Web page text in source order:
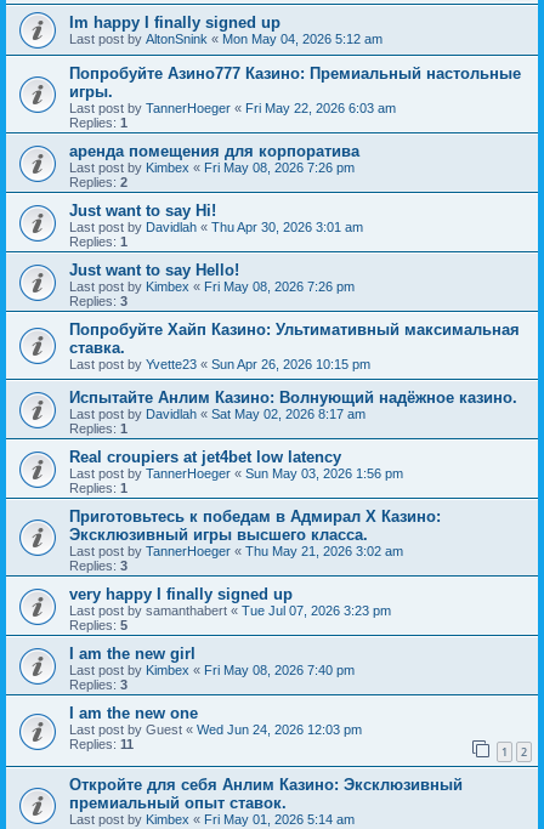
Im happy I finally signed up
Last post by AltonSnink « Mon May 04, 2026 5:12 am
Попробуйте Азино777 Казино: Премиальный настольные
игры.
Last post by TannerHoeger « Fri May 22, 2026 6:03 am
Replies: 1
аренда помещения для корпоратива
Last post by Kimbex « Fri May 08, 2026 7:26 pm
Replies: 2
Just want to say Hi!
Last post by Davidlah « Thu Apr 30, 2026 3:01 am
Replies: 1
Just want to say Hello!
Last post by Kimbex « Fri May 08, 2026 7:26 pm
Replies: 3
Попробуйте Хайп Казино: Ультимативный максимальная
ставка.
Last post by Yvette23 « Sun Apr 26, 2026 10:15 pm
Испытайте Анлим Казино: Волнующий надёжное казино.
Last post by Davidlah « Sat May 02, 2026 8:17 am
Replies: 1
Real croupiers at jet4bet low latency
Last post by TannerHoeger « Sun May 03, 2026 1:56 pm
Replies: 1
Приготовьтесь к победам в Адмирал Х Казино:
Эксклюзивный игры высшего класса.
Last post by TannerHoeger « Thu May 21, 2026 3:02 am
Replies: 3
very happy I finally signed up
Last post by samanthabert « Tue Jul 07, 2026 3:23 pm
Replies: 5
I am the new girl
Last post by Kimbex « Fri May 08, 2026 7:40 pm
Replies: 3
I am the new one
Last post by Guest « Wed Jun 24, 2026 12:03 pm
Replies: 11 1 2
Откройте для себя Анлим Казино: Эксклюзивный
премиальный опыт ставок.
Last post by Kimbex « Fri May 01, 2026 5:14 am